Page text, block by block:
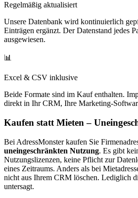
Regelmäßig aktualisiert
Unsere Datenbank wird kontinuierlich
Einträgen ergänzt. Der Datenstand jedes
ausgewiesen.
📊
Excel & CSV inklusive
Beide Formate sind im Kauf enthalten.
direkt in Ihr CRM, Ihre Marketing-
Kaufen statt Mieten –
Bei AdressMonster kaufen Sie
uneingeschränkten Nutzung. Es gibt
Nutzungslizenzen, keine Pflicht zur
eines Zeitraums. Anders als bei
nicht aus Ihrem CRM löschen. Lediglich
untersagt.